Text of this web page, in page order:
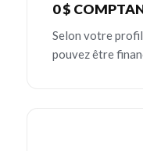
0 $
Selon votre
pouvez être